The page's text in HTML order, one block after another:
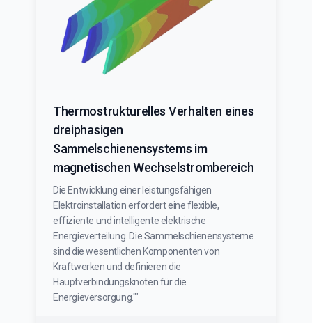
Thermostrukturelles Verhalten eines
dreiphasigen
Sammelschienensystems im
magnetischen Wechselstrombereich
Die Entwicklung einer leistungsfähigen
Elektroinstallation erfordert eine flexible,
effiziente und intelligente elektrische
Energieverteilung. Die Sammelschienensysteme
sind die wesentlichen Komponenten von
Kraftwerken und definieren die
Hauptverbindungsknoten für die
Energieversorgung.""